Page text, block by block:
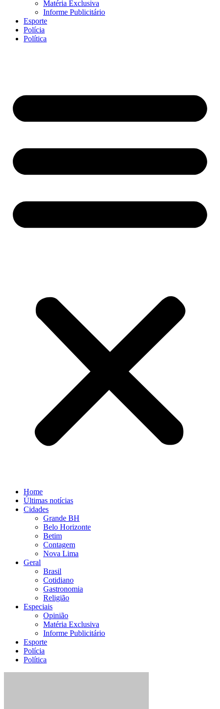
Matéria Exclusiva
Informe Publicitário
Esporte
Polícia
Política
Home
Últimas notícias
Cidades
Grande BH
Belo Horizonte
Betim
Contagem
Nova Lima
Geral
Brasil
Cotidiano
Gastronomia
Religião
Especiais
Opinião
Matéria Exclusiva
Informe Publicitário
Esporte
Polícia
Política